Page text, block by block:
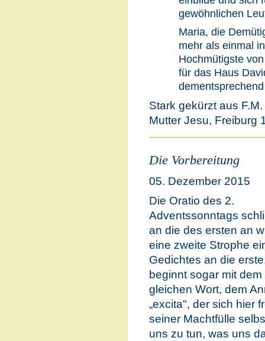
gewöhnlichen
Maria, die
mehr als einmal
Hochmütigste
für das Haus
Stark gekürzt aus
Mutter Jesu, Freiburg
Die Vorbereitung
05. Dezember 2015
Die Oratio des 2.
Adventssonntags
an die des ersten an
eine zweite Strophe
Gedichtes an die
beginnt sogar mit dem
gleichen Wort, dem
„excita", der sich hier
seiner Machtfülle
uns zu tun, was uns